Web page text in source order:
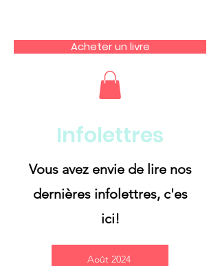
Acheter un livre
Infolettres
Vous avez envie de lire nos
dernières infolettres, c'es
ici!
Août 2024